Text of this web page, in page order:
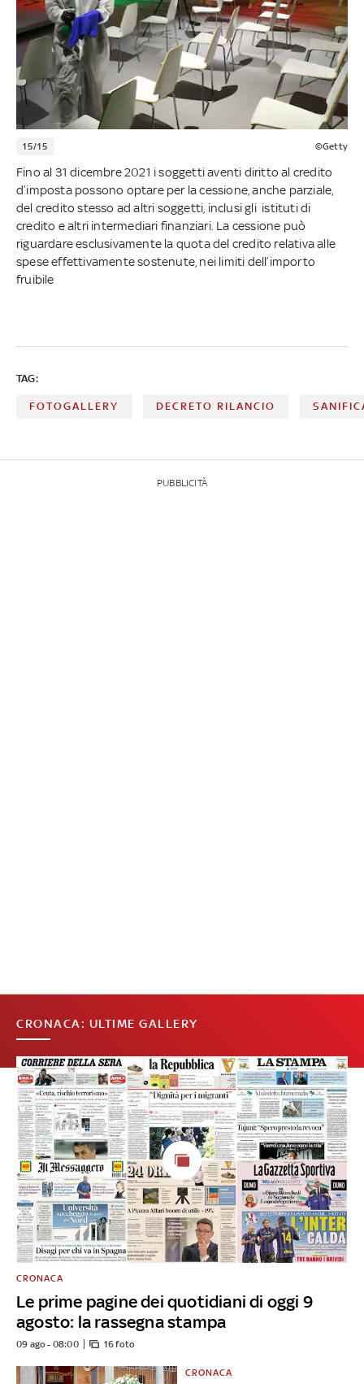
15/15 ©Getty
Fino al 31 dicembre 2021 i soggetti aventi diritto al credito
d’imposta possono optare per la cessione, anche parziale,
del credito stesso ad altri soggetti, inclusi gli istituti di
credito e altri intermediari finanziari. La cessione può
riguardare esclusivamente la quota del credito relativa alle
spese effettivamente sostenute, nei limiti dell’importo
fruibile
TAG:
FOTOGALLERY DECRETO RILANCIO
PUBBLICITÀ
CRONACA: ULTIME GALLERY
Le prime pagine dei quotidiani di oggi 9
agosto: la rassegna stampa
CRONACA
09 ago - 08:00 16 foto
CRONACA